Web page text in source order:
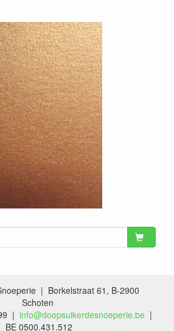
| Borkelstraat 61, B-2900
Schoten
| info@doopsuikerdesnoeperie.be |
BE 0500.431.512